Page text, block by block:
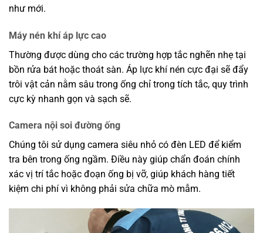
như mới.
Máy nén khí áp lực cao
Thường được dùng cho các trường hợp tắc nghẽn nhẹ tại
bồn rửa bát hoặc thoát sàn. Áp lực khí nén cực đại sẽ đẩy
trôi vật cản nằm sâu trong ống chỉ trong tích tắc, quy trình
cực kỳ nhanh gọn và sạch sẽ.
Camera nội soi đường ống
Chúng tôi sử dụng camera siêu nhỏ có đèn LED để kiểm
tra bên trong ống ngầm. Điều này giúp chẩn đoán chính
xác vị trí tắc hoặc đoạn ống bị vỡ, giúp khách hàng tiết
kiệm chi phí vì không phải sửa chữa mò mẫm.